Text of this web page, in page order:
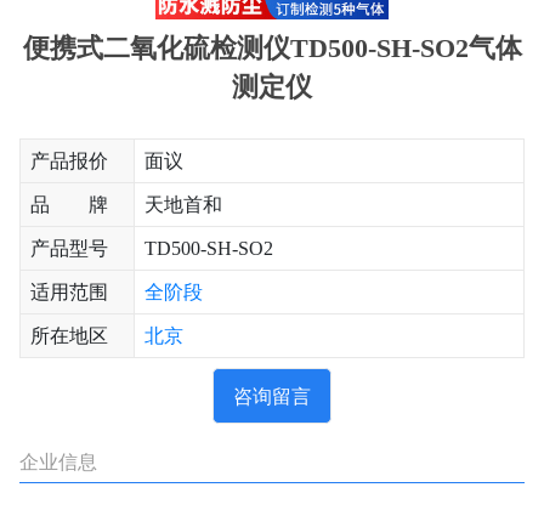
便携式二氧化硫检测仪TD500-SH-SO2气体
测定仪
产品报价 面议
品 牌 天地首和
产品型号 TD500-SH-SO2
适用范围 全阶段
所在地区 北京
咨询留言
企业信息